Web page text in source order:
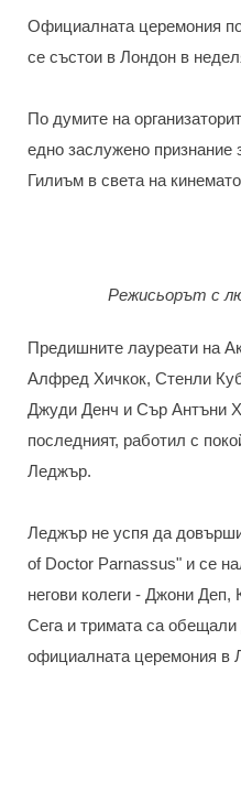
Официалната церемония
се състои в Лондон в
По думите на
едно заслужено признание
Гилиъм в света на
Режисьорът с
Предишните лауреати на
Алфред Хичкок, Стенли
Джуди Денч и Сър Антъни
последният, работил с
Леджър.
Леджър не успя да
of Doctor Parnassus" и се
негови колеги - Джони
Сега и тримата са обещали
официалната церемония в